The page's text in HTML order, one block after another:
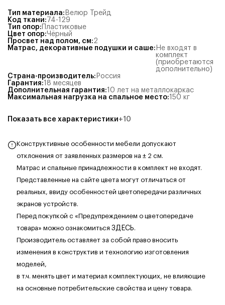
Тип материала: Велюр Трейд
Код ткани: 74-129
Тип опор: Пластиковые
Цвет опор:Чёрный
Просвет над полом, см:2
Матрас, декоративные подушки и саше: Не входят в
комплект
(приобретаются
дополнительно)
Страна-производитель: Россия
Гарантия:18 месяцев
Дополнительная гарантия:10 лет на металлокаркас
Максимальная нагрузка на спальное место:150 кг
Показать все характеристики+10
Конструктивные особенности мебели допускают
отклонения от заявленных размеров на ± 2 см.
Матрас и спальные принадлежности в комплект не входят.
Представленные на сайте цвета могут отличаться от
реальных, ввиду особенностей цветопередачи различных
экранов устройств.
Перед покупкой с «Предупреждением о цветопередаче
товара» можно ознакомиться ЗДЕСЬ.
Производитель оставляет за собой право вносить
изменения в конструктив и технологию изготовления
моделей,
в т.ч. менять цвет и материал комплектующих, не влияющие
на основные потребительские свойства и цену товара.